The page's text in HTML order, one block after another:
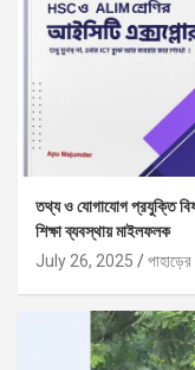
তথ্য ও যোগাযোগ প্রযুক্তি
শিক্ষা ব্যবস্থায় মাইলফলক
July 26, 2025